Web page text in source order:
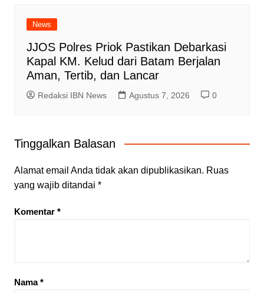
News
JJOS Polres Priok Pastikan Debarkasi
Kapal KM. Kelud dari Batam Berjalan
Aman, Tertib, dan Lancar
Redaksi IBN News Agustus 7, 2026 0
Tinggalkan Balasan
Alamat email Anda tidak akan dipublikasikan. Ruas
yang wajib ditandai *
Komentar *
Nama*